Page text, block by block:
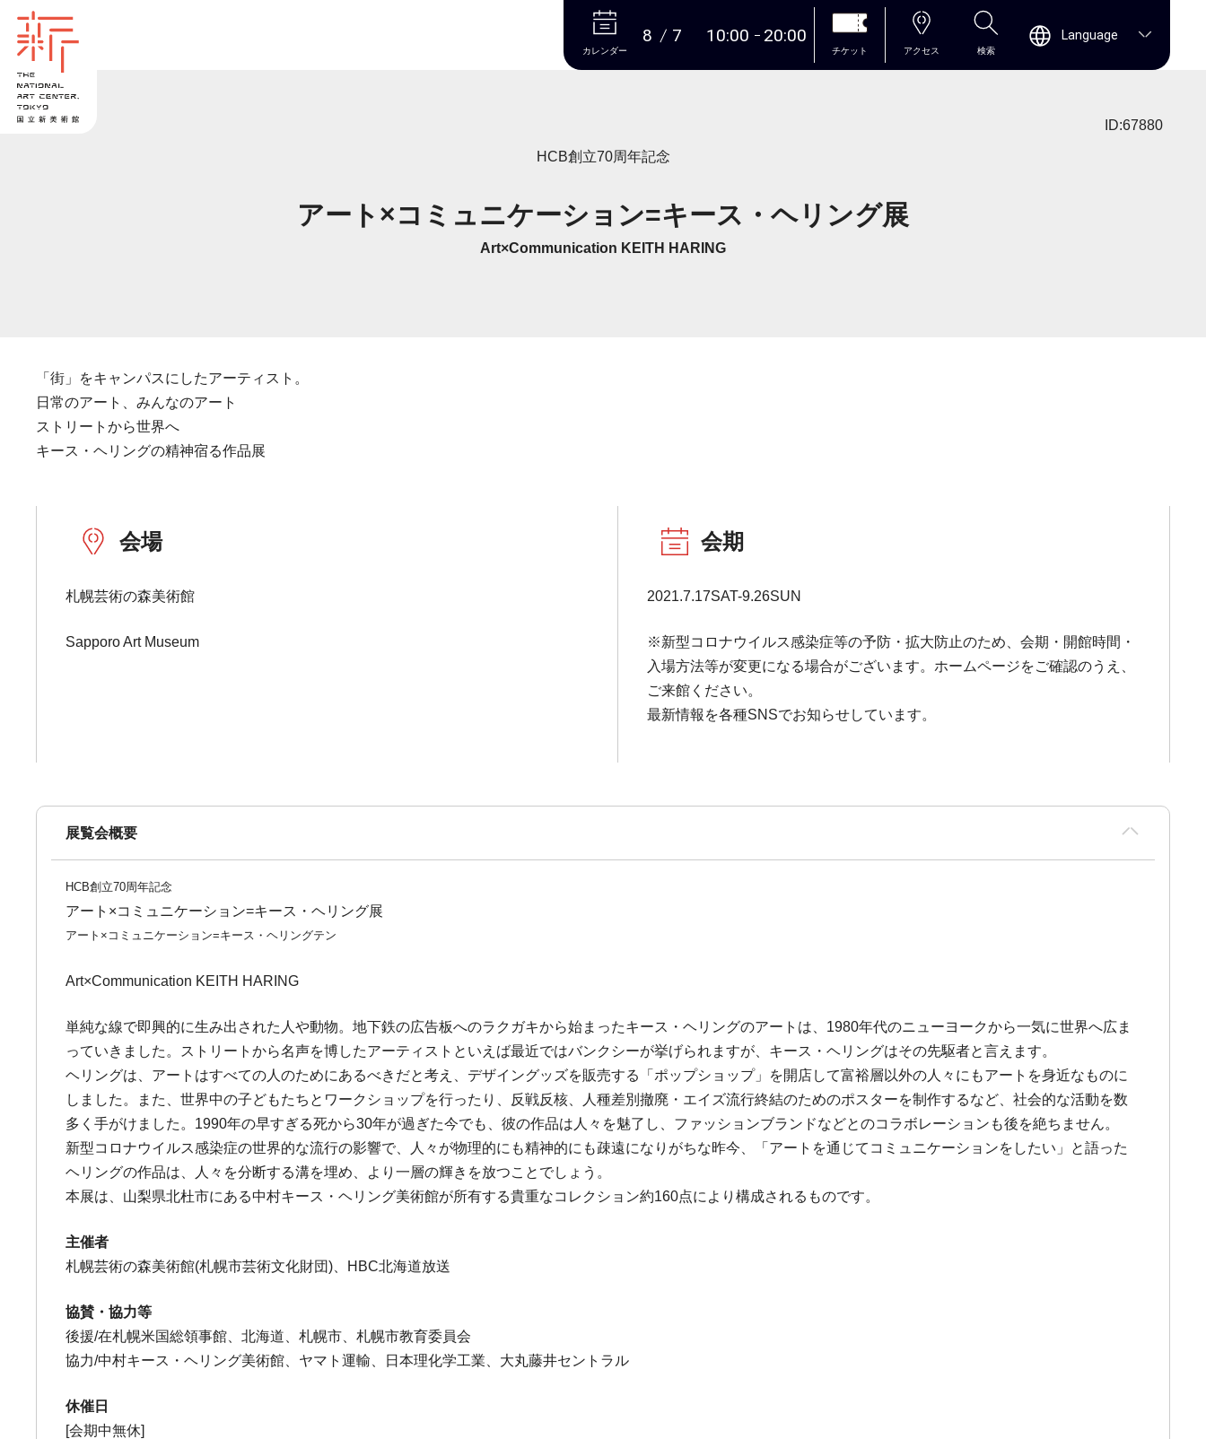
本文へ
カレンダー
8 7 10:00 20:00
チケット アクセス 検索
Language
ID:67880
HCB創立70周年記念
アート×コミュニケーション=キース・ヘリング展
Art×Communication KEITH HARING
「街」をキャンパスにしたアーティスト。
日常のアート、みんなのアート
ストリートから世界へ
キース・ヘリングの精神宿る作品展
会場
札幌芸術の森美術館
Sapporo Art Museum
会期
2021.7.17SAT-9.26SUN
※新型コロナウイルス感染症等の予防・拡大防止のため、会期・開館時間・
入場方法等が変更になる場合がございます。ホームページをご確認のうえ、
ご来館ください。
最新情報を各種SNSでお知らせしています。
展覧会概要
HCB創立70周年記念
アート×コミュニケーション=キース・ヘリング展
アート×コミュニケーション=キース・ヘリングテン
Art×Communication KEITH HARING
単純な線で即興的に生み出された人や動物。地下鉄の広告板へのラクガキから始まったキース・ヘリングのアートは、1980年代のニューヨークから一気に世界へ広ま
っていきました。ストリートから名声を博したアーティストといえば最近ではバンクシーが挙げられますが、キース・ヘリングはその先駆者と言えます。
ヘリングは、アートはすべての人のためにあるべきだと考え、デザイングッズを販売する「ポップショップ」を開店して富裕層以外の人々にもアートを身近なものに
しました。また、世界中の子どもたちとワークショップを行ったり、反戦反核、人種差別撤廃・エイズ流行終結のためのポスターを制作するなど、社会的な活動を数
多く手がけました。1990年の早すぎる死から30年が過ぎた今でも、彼の作品は人々を魅了し、ファッションブランドなどとのコラボレーションも後を絶ちません。
新型コロナウイルス感染症の世界的な流行の影響で、人々が物理的にも精神的にも疎遠になりがちな昨今、「アートを通じてコミュニケーションをしたい」と語った
ヘリングの作品は、人々を分断する溝を埋め、より一層の輝きを放つことでしょう。
本展は、山梨県北杜市にある中村キース・ヘリング美術館が所有する貴重なコレクション約160点により構成されるものです。
主催者
札幌芸術の森美術館(札幌市芸術文化財団)、HBC北海道放送
協賛・協力等
後援/在札幌米国総領事館、北海道、札幌市、札幌市教育委員会
協力/中村キース・ヘリング美術館、ヤマト運輸、日本理化学工業、大丸藤井セントラル
休催日
[会期中無休]